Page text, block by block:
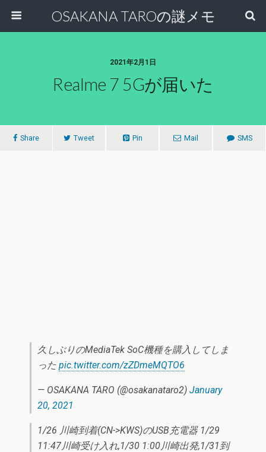
OSAKANA TAROの謎メモ
2021年2月1日
Realme 7 5Gが届いた
Share Tweet Pin Mail SMS
久しぶりのMediaTek SoC機種を購入してしま
った pic.twitter.com/zZDmeMQTO6
— OSAKANA TARO (@osakanataro2) January
20, 2021
1/26 川崎到着(CN->KWS)のUSB充電器 1/29
11:47川崎受け入れ,1/30 1:00川崎出発,1/31到